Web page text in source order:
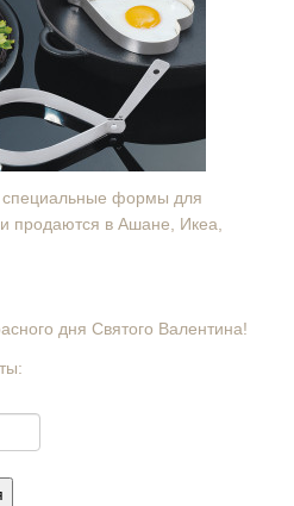
специальные формы для
продаются в Ашане, Икеа,
дня Святого Валентина!